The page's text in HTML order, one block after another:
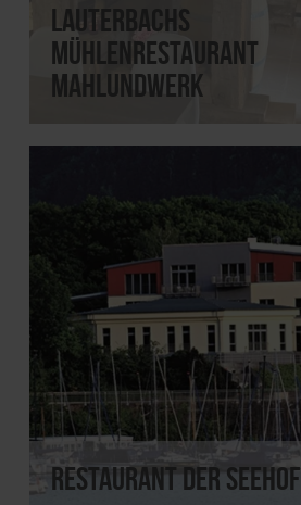
Lauterbachs
Mühlenrestaurant
MahlundWerk
Restaurant Der Seehof